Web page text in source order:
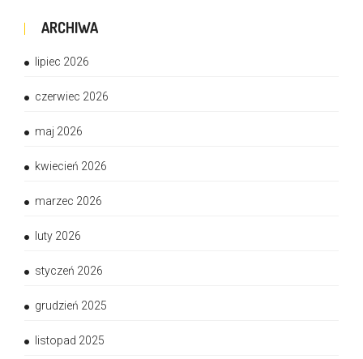
ARCHIWA
lipiec 2026
czerwiec 2026
maj 2026
kwiecień 2026
marzec 2026
luty 2026
styczeń 2026
grudzień 2025
listopad 2025